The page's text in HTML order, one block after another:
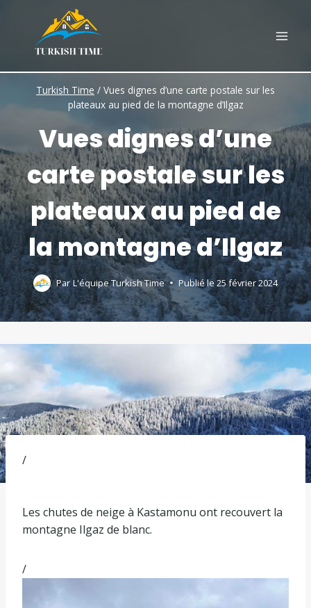
content
Turkish Time / Vues dignes d’une carte postale sur les
plateaux au pied de la montagne d’Ilgaz
Vues dignes d’une
carte postale sur les
plateaux au pied de
la montagne d’Ilgaz
Par L'équipe Turkish Time Publié le 25 février 2024
/
Les chutes de neige à Kastamonu ont recouvert la
montagne Ilgaz de blanc.
/